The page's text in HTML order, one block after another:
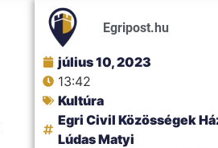
Egripost.hu
július 10, 2023
13:42
Kultúra
Egri Civil Közösségek
Lúdas Matyi